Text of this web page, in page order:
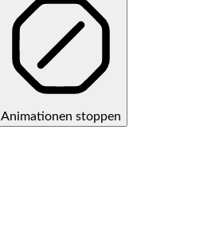
Animationen stoppen